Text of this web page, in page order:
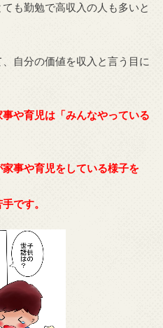
も勤勉で高収入の人も多いと
自分の価値を収入と言う目に
事や育児は「みんなやっている
事や育児をしている様子を
です。